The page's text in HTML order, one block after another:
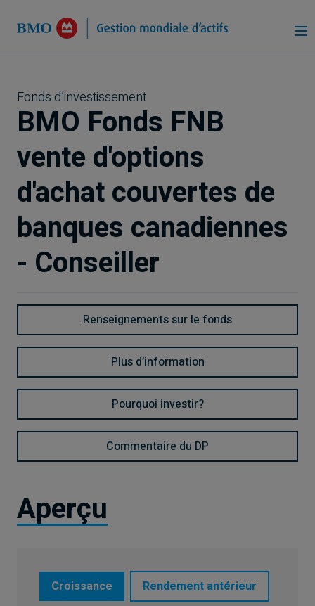
Fonds d’investissement
BMO Fonds FNB
vente d'options
d'achat couvertes de
banques canadiennes
- Conseiller
Renseignements sur le fonds
Plus d’information
Pourquoi investir?
Commentaire du DP
Aperçu
Croissance Rendement antérieur